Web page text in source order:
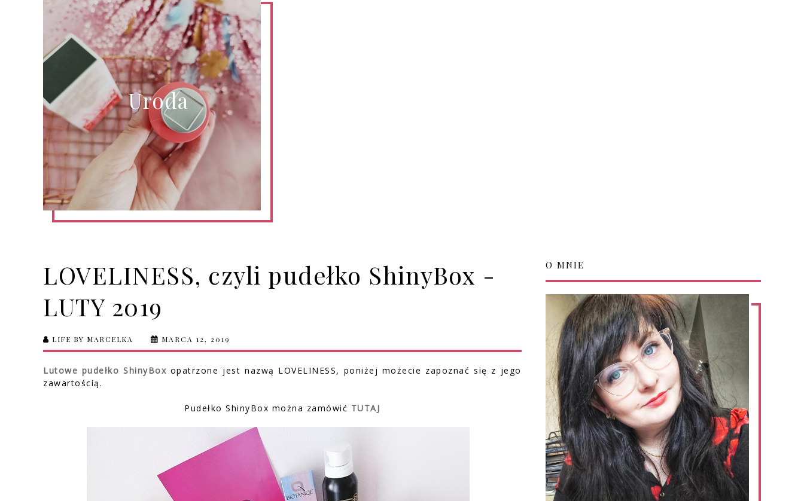
Uroda
LOVELINESS, czyli pudełko ShinyBox -
LUTY 2019
LIFE BY MARCELKA MARCA 12, 2019
Lutowe pudełko ShinyBox opatrzone jest nazwą LOVELINESS, poniżej możecie zapoznać się z jego
zawartością.
Pudełko ShinyBox można zamówić TUTAJ
O MNIE